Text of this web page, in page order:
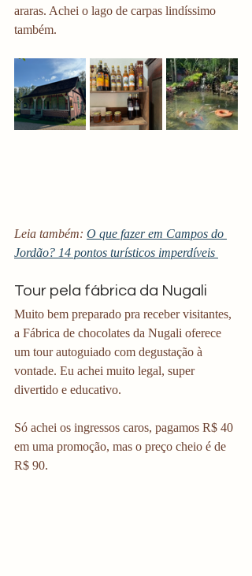
araras. Achei o lago de carpas lindíssimo
também.
Leia também: O que fazer em Campos do
Jordão? 14 pontos turísticos imperdíveis
Tour pela fábrica da Nugali
Muito bem preparado pra receber visitantes,
a Fábrica de chocolates da Nugali oferece
um tour autoguiado com degustação à
vontade. Eu achei muito legal, super
divertido e educativo.
Só achei os ingressos caros, pagamos R$ 40
em uma promoção, mas o preço cheio é de
R$ 90.